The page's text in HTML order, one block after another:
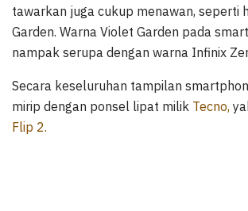
tawarkan juga cukup menawan, seperti
Garden. Warna Violet Garden pada
nampak serupa dengan warna Infinix
Secara keseluruhan tampilan
mirip dengan ponsel lipat milik Tecno,
Flip 2.